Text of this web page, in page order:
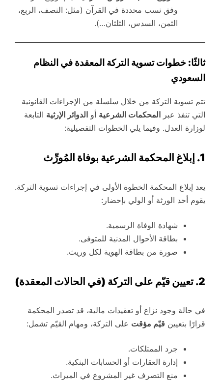
وفق نسب محددة في القرآن (مثل: النصف، الربع،
الثمن، السدس، الثلثان…).
ثالثًا: خطوات تسوية التركة المعقدة في النظام
السعودي
تتم تسوية التركة من خلال سلسلة من الإجراءات القانونية
التي تنفذ عبر المحكمات الشرعية أو الدوائر الإرثية التابعة
لوزارة العدل. وفيما يلي الخطوات التفصيلية:
1. إبلاغ المحكمة الشرعية بوفاة المُورِّث
يعد إبلاغ المحكمة الخطوة الأولى في إجراءات تسوية التركة.
يقوم أحد الورثة أو الولي بإحضار:
شهادة الوفاة الرسمية.
بطاقة الأحوال المدنية للمتوفى.
صورة من بطاقة الهوية لكل وريث.
2. تعيين قيّم على التركة (في الحالات المعقدة)
في حالة وجود نزاع أو تعقيدات مالية، قد تصدر المحكمة
قرارًا بتعيين قيّم مؤقت على التركة، ومهام القيّم تشمل:
جرد الممتلكات.
إدارة العقارات أو الحسابات البنكية.
منع التصرف غير المشروع في الميراث.